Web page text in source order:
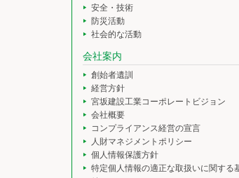
安全・技術
防災活動
社会的な活動
会社案内
創始者遺訓
経営方針
宮坂建設工業コーポレートビジョン
会社概要
コンプライアンス経営の宣言
人財マネジメントポリシー
個人情報保護方針
特定個人情報の適正な取扱いに関する